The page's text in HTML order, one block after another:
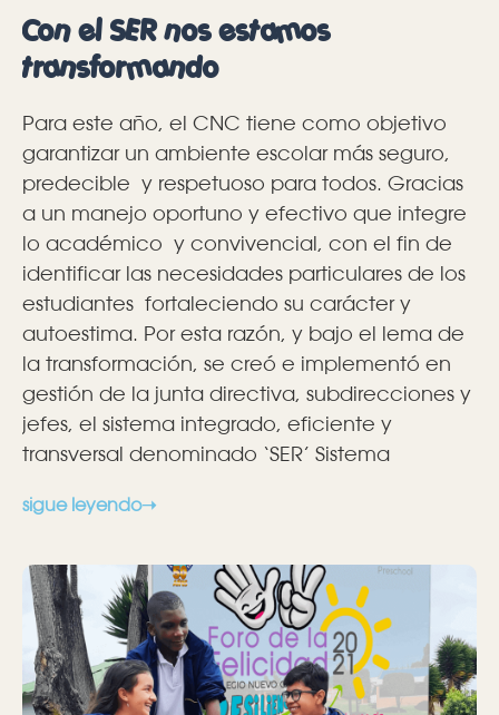
Con el SER nos estamos
transformando
Para este año, el CNC tiene como objetivo
garantizar un ambiente escolar más seguro,
predecible y respetuoso para todos. Gracias
a un manejo oportuno y efectivo que integre
lo académico y convivencial, con el fin de
identificar las necesidades particulares de los
estudiantes fortaleciendo su carácter y
autoestima. Por esta razón, y bajo el lema de
la transformación, se creó e implementó en
gestión de la junta directiva, subdirecciones y
jefes, el sistema integrado, eficiente y
transversal denominado ‘SER’ Sistema
sigue leyendo➝